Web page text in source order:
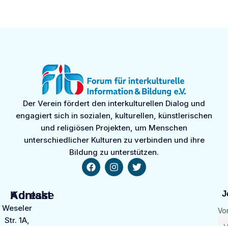
Der Verein fördert den interkulturellen Dialog und
engagiert sich in sozialen, kulturellen, künstlerischen
und religiösen Projekten, um Menschen
unterschiedlicher Kulturen zu verbinden und ihre
Bildung zu unterstützen.
Kontakt
Weseler
Str. 1A,
Adresse